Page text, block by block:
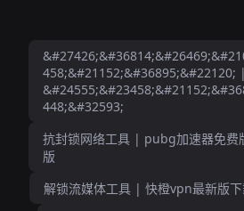
458;&#21152;&#36895;&#22120; |
448;&#32593;
抗封锁网络工具 | pubg加速器免费
版
解锁流媒体工具 | 快橙vpn最新版